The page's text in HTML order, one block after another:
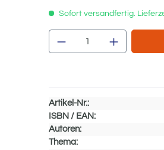
Sofort versandfertig.
Produkt Anzahl:
Artikel-Nr.:
ISBN / EAN:
Autoren:
Thema: